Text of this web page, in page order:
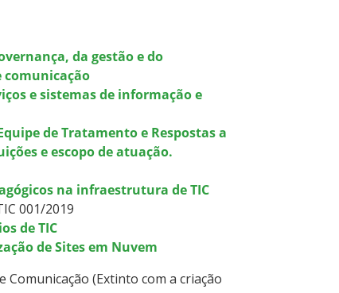
da gestão e do
comunicação
e sistemas de informação e
de Tratamento e Respostas a
e escopo de atuação.
na infraestrutura de TIC
001/2019
de TIC
de Sites em Nuvem
Comunicação (Extinto com a criação